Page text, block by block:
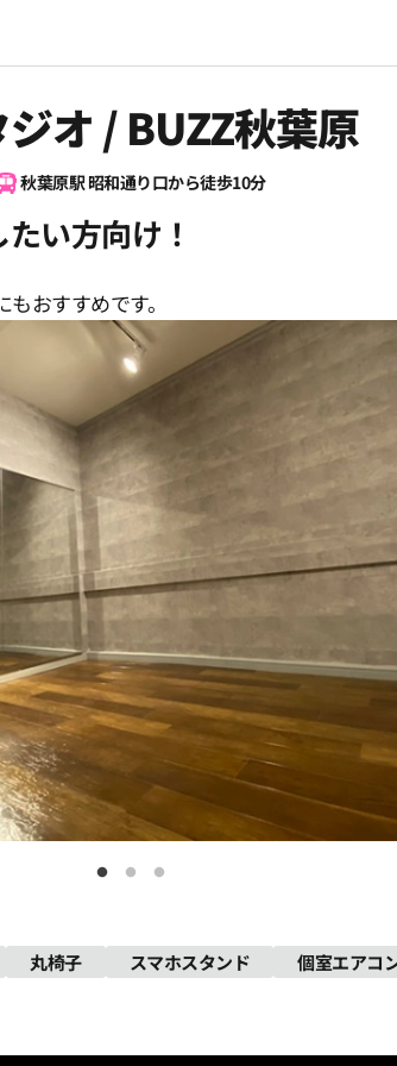
オ / BUZZ秋葉原
秋葉原駅 昭和通り口から徒歩10分
い方向け！
おすすめです。
丸椅子 スマホスタンド 個室エアコ